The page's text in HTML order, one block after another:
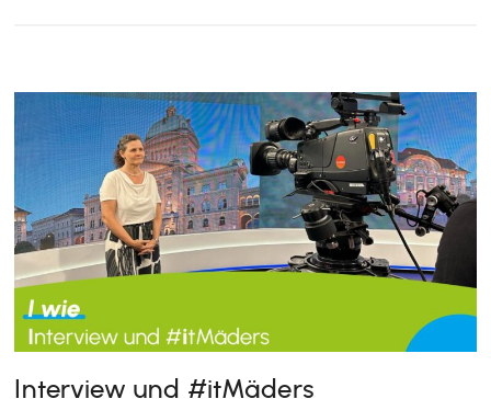
Interview und #itMäders